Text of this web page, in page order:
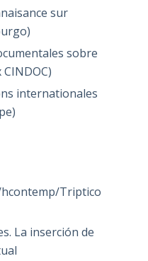
sur
sobre
internationales
Triptico
La inserción de